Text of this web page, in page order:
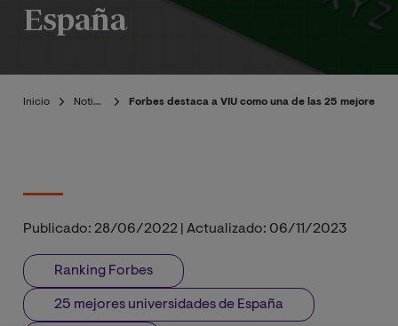
España
Inicio Noticias Forbes destaca a VIU como una de las 25 mejores
Publicado: 28/06/2022 Actualizado: 06/11/2023
Ranking Forbes
25 mejores universidades de España